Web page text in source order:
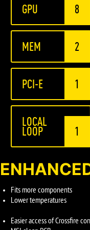
GPU 8
MEM 2
PCI-E 1
LOCAL
LOOP 1
Fits more components
Lower temperatures
Easier access of Crossfire